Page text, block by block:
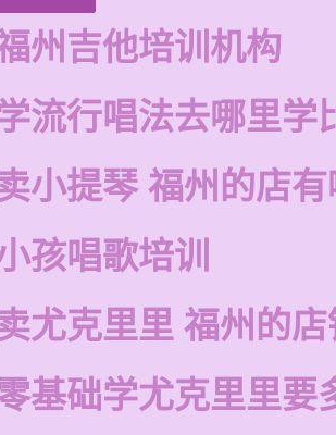
州吉他培训机构
流行唱法去哪里学
小提琴 福州的店
孩唱歌培训
尤克里里 福州的
基础学尤克里里要